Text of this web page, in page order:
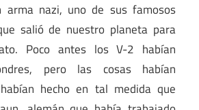
arma nazi, uno de sus famosos
salió de nuestro planeta para
Poco antes los V-2 habían
pero las cosas habían
hecho en tal medida que